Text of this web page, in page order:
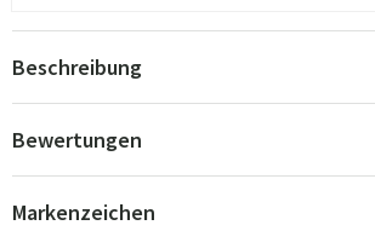
Beschreibung
Bewertungen
Markenzeichen